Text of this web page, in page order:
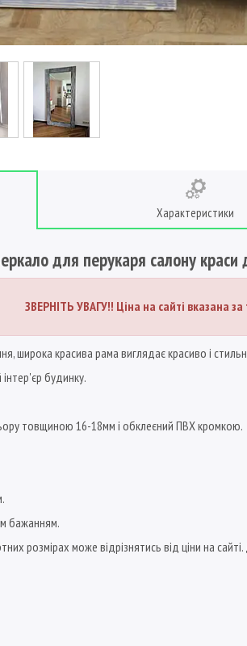
Характеристики
для перукаря салону
ЗВЕРНІТЬ УВАГУ!! Ціна на сайті вказана за
широка красива рама виглядає красиво і
будинку.
товщиною 16-18мм і обклеєний ПВХ кромкою.
бажанням.
розмірах може відрізнятись від ціни на